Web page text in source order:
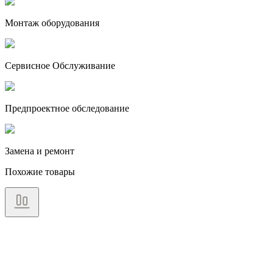
Монтаж оборудования
Сервисное Обслуживание
Предпроектное обследование
Замена и ремонт
Похожие товары